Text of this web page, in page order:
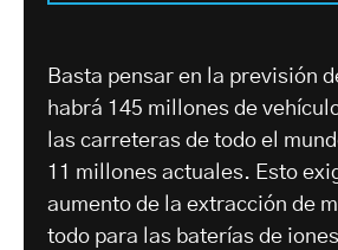
Basta pensar en la previsión
habrá 145 millones de
las carreteras de todo el
11 millones actuales. Esto
aumento de la extracción de
todo para las baterías de